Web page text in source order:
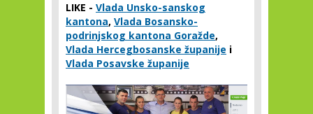
LIKE - Vlada Unsko-sanskog
kantona, Vlada Bosansko-
podrinjskog kantona Goražde,
Vlada Hercegbosanske županije i
Vlada Posavske županije